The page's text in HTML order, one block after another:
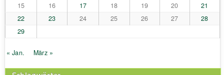
15
16 17 18 19 20
21
22
23 24 25 26 27
28
29
« Jan. März »